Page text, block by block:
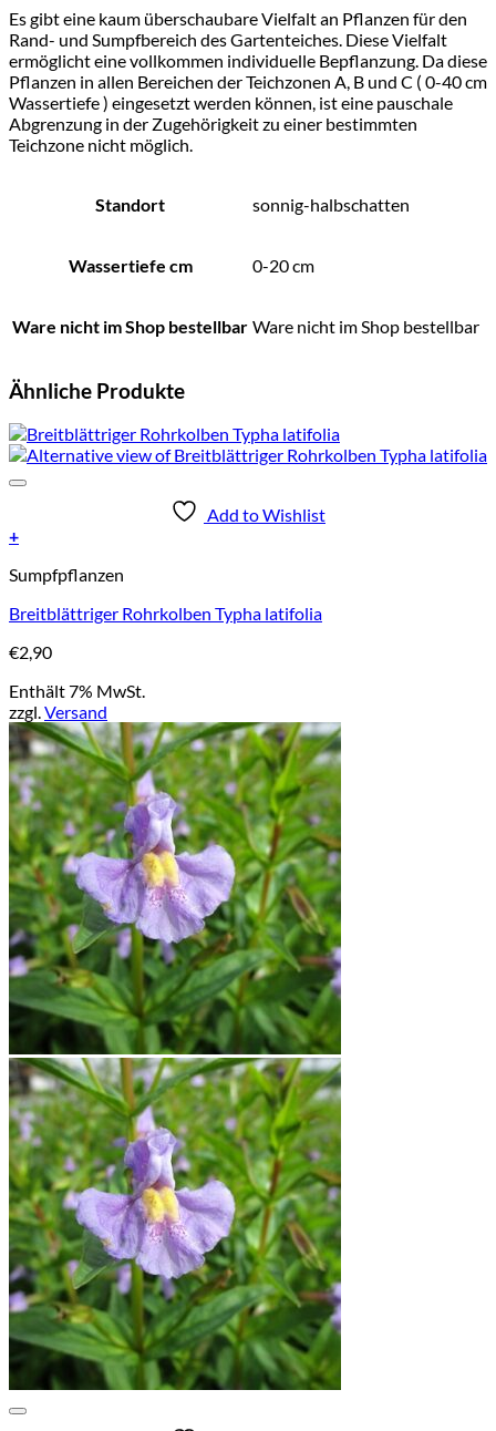
Es gibt eine kaum überschaubare Vielfalt an Pflanzen für den
Rand- und Sumpfbereich des Gartenteiches. Diese Vielfalt
ermöglicht eine vollkommen individuelle Bepflanzung. Da diese
Pflanzen in allen Bereichen der Teichzonen A, B und C ( 0-40 cm
Wassertiefe ) eingesetzt werden können, ist eine pauschale
Abgrenzung in der Zugehörigkeit zu einer bestimmten
Teichzone nicht möglich.
Standort sonnig-halbschatten
Wassertiefe cm 0-20 cm
Ware nicht im Shop bestellbar Ware nicht im Shop bestellbar
Ähnliche Produkte
Add to Wishlist
+
Sumpfpflanzen
Breitblättriger Rohrkolben Typha latifolia
€2,90
Enthält 7% MwSt.
zzgl.Versand